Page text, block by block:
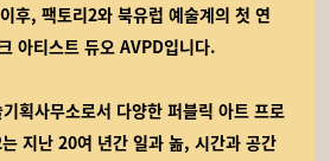
후, 팩토리2와 북유럽 예술계의 첫 연
아티스트 듀오 AVPD입니다.
획사무소로서 다양한 퍼블릭 아트 프로
지난 20여 년간 일과 놂, 시간과 공간